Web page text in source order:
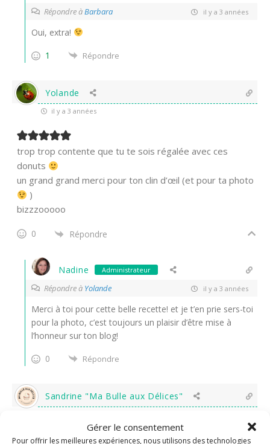
Gérer le consentement
Pour offrir les meilleures expériences, nous utilisons des technologies
Répondre àBarbara il y a 3 années
Oui, extra!
1
Répondre
Yolande
il y a 3 années
trop trop contente que tu te sois régalée avec ces
donuts
un grand grand merci pour ton clin d’œil (et pour ta photo
)
bizzzooooo
0 Répondre
Nadine Administrateur
Répondre à Yolande il y a 3 années
Merci à toi pour cette belle recette! et je t’en prie sers-toi
pour la photo, c’est toujours un plaisir d’être mise à
l’honneur sur ton blog!
0
Répondre
Sandrine "Ma Bulle aux Délices"